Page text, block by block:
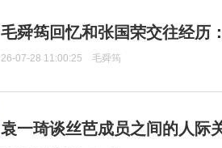
毛舜筠回忆和张国荣交往经历
26-07-28 11:00:25 毛舜筠
袁一琦谈丝芭成员之间的人际